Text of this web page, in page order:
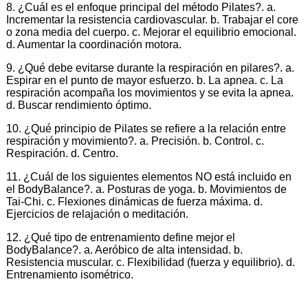
8. ¿Cuál es el enfoque principal del método Pilates?. a.
Incrementar la resistencia cardiovascular. b. Trabajar el core
o zona media del cuerpo. c. Mejorar el equilibrio emocional.
d. Aumentar la coordinación motora.
9. ¿Qué debe evitarse durante la respiración en pilares?. a.
Espirar en el punto de mayor esfuerzo. b. La apnea. c. La
respiración acompaña los movimientos y se evita la apnea.
d. Buscar rendimiento óptimo.
10. ¿Qué principio de Pilates se refiere a la relación entre
respiración y movimiento?. a. Precisión. b. Control. c.
Respiración. d. Centro.
11. ¿Cuál de los siguientes elementos NO está incluido en
el BodyBalance?. a. Posturas de yoga. b. Movimientos de
Tai-Chi. c. Flexiones dinámicas de fuerza máxima. d.
Ejercicios de relajación o meditación.
12. ¿Qué tipo de entrenamiento define mejor el
BodyBalance?. a. Aeróbico de alta intensidad. b.
Resistencia muscular. c. Flexibilidad (fuerza y equilibrio). d.
Entrenamiento isométrico.